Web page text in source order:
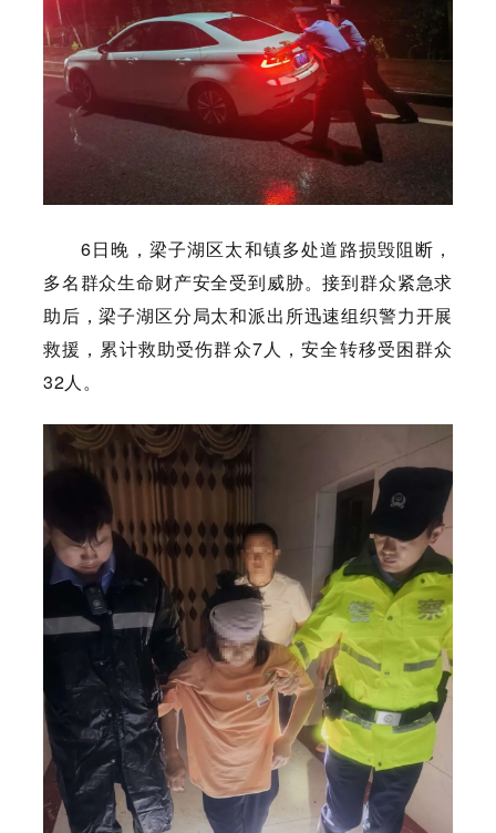
6日晚，梁子湖区太和镇多处道路损毁阻断，
多名群众生命财产安全受到威胁。接到群众紧急求
助后，梁子湖区分局太和派出所迅速组织警力开展
救援，累计救助受伤群众7人，安全转移受困群众
32人。